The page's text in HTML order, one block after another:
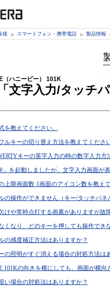
様 スマートフォン・携帯電話 製品情報
（ハニービー） 101K
文字入力/タッチ
を教えてください。
ルキーの切り替え方法を教えてください
キーの英字入力の時の数字入力方
」を起動しましたが、文字入力画面が
上限画面数·1画面のアイコン数を教えて
の操作ができません（キー/タッチパネ
けや常時点灯する画素がありますが故
くなり、どのキーを押しても操作でき
の感度補正方法はありますか？
の照明がすぐ消える場合の対処方法は
101Kの向きを横にしても、画面が横向
い場合の対処法はありますか？